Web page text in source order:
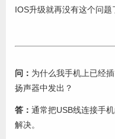
IOS升级就再没有这个问题
问： 为什么我手机上已经
扬声器中发出？
答： 通常把USB线连接手
解决。